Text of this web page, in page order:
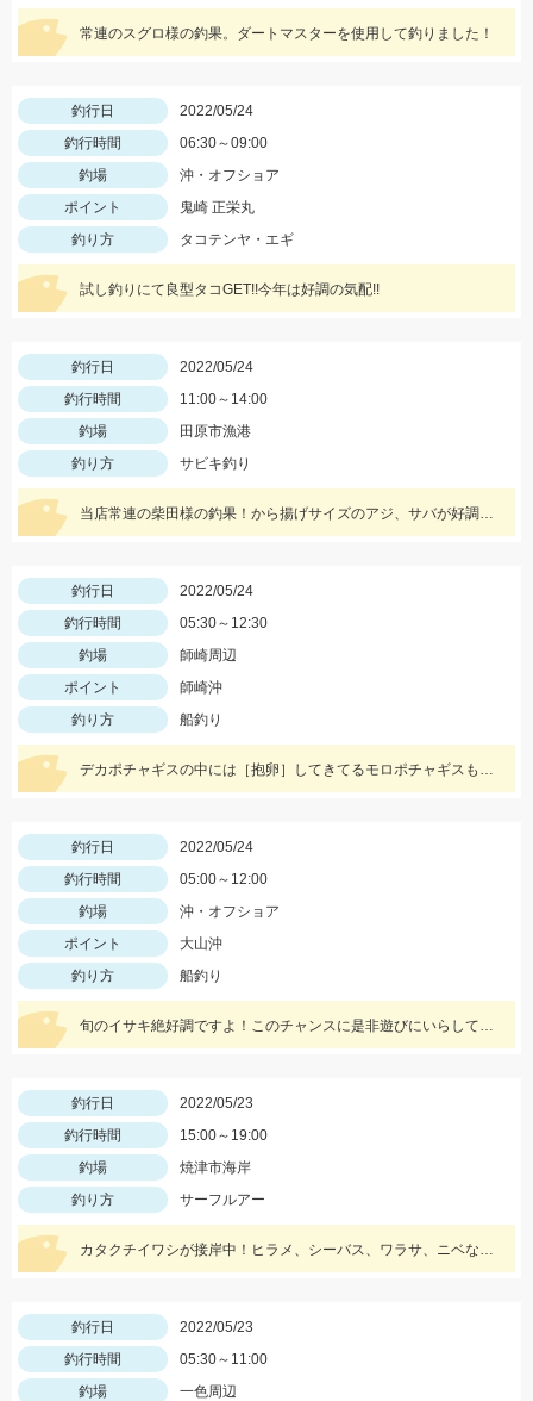
常連のスグロ様の釣果。ダートマスターを使用して釣りました！
釣行日
2022/05/24
釣行時間
06:30～09:00
釣場
沖・オフショア
ポイント
鬼崎 正栄丸
釣り方
タコテンヤ・エギ
試し釣りにて良型タコGET!!今年は好調の気配!!
釣行日
2022/05/24
釣行時間
11:00～14:00
釣場
田原市漁港
釣り方
サビキ釣り
当店常連の柴田様の釣果！から揚げサイズのアジ、サバが好調！仕掛けはママカリサビキ3～5号でOK！
釣行日
2022/05/24
釣行時間
05:30～12:30
釣場
師崎周辺
ポイント
師崎沖
釣り方
船釣り
デカポチャギスの中には［抱卵］してきてるモロポチャギスもッ(о´∀`о) 期間限定ですので お早めにッ(ﾟ∀ﾟ)b
釣行日
2022/05/24
釣行時間
05:00～12:00
釣場
沖・オフショア
ポイント
大山沖
釣り方
船釣り
旬のイサキ絶好調ですよ！このチャンスに是非遊びにいらしてくださいね。
釣行日
2022/05/23
釣行時間
15:00～19:00
釣場
焼津市海岸
釣り方
サーフルアー
カタクチイワシが接岸中！ヒラメ、シーバス、ワラサ、ニベなどいろいろ釣れてます！
釣行日
2022/05/23
釣行時間
05:30～11:00
釣場
一色周辺